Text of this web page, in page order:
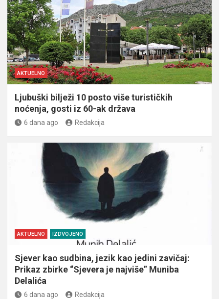
AKTUELNO
Ljubuški bilježi 10 posto više turističkih
noćenja, gosti iz 60-ak država
6 dana ago Redakcija
AKTUELNO IZDVOJENO
Sjever kao sudbina, jezik kao jedini zavičaj:
Prikaz zbirke “Sjevera je najviše” Muniba
Delalića
6 dana ago Redakcija